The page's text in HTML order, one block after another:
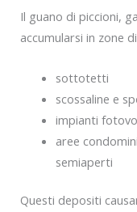
Il guano di piccioni,
accumularsi in zone
sottotetti
scossaline e
impianti
aree
semiaperti
Questi depositi